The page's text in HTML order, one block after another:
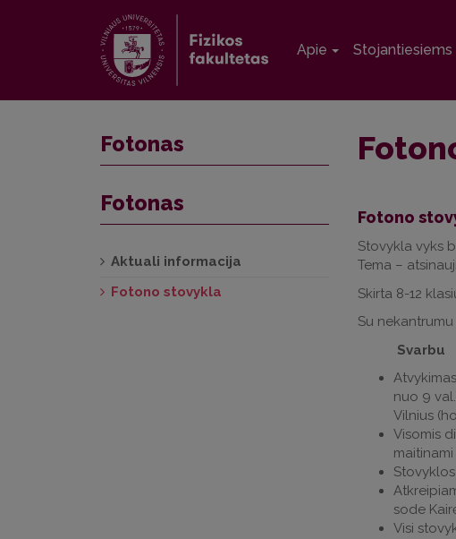
Apie Stojantiesiems
Fotono
Stovykla vyks
Tema –
Skirta 8-12
Su
Svarbu
nuo 9
Vilnius
Visomis
sode
Visi
Fotonas
Fotonas
Aktuali informacija
Fotono stovykla